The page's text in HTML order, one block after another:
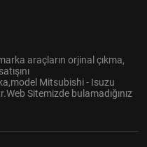
araçların orjinal çıkma,
Mitsubishi - Isuzu
Sitemizde bulamadığınız